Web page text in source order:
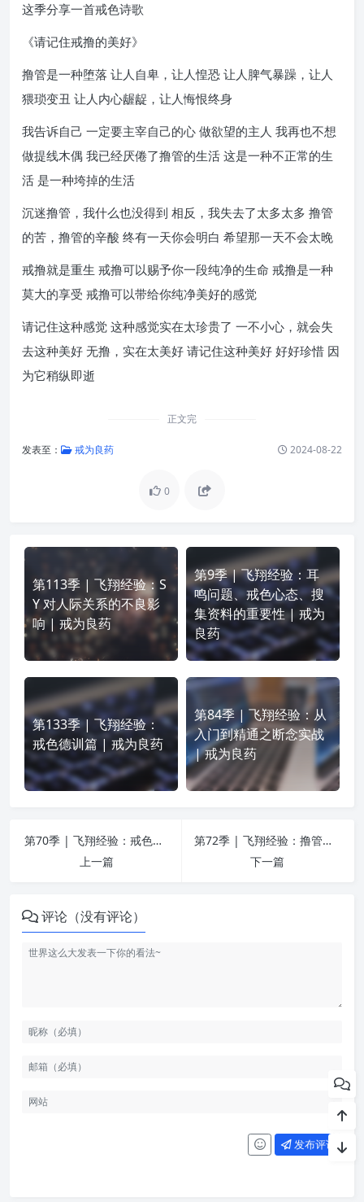
这季分享一首戒色诗歌
《请记住戒撸的美好》
撸管是一种堕落 让人自卑，让人惶恐 让人脾气暴躁，让人
猥琐变丑 让人内心龌龊，让人悔恨终身
我告诉自己 一定要主宰自己的心 做欲望的主人 我再也不想
做提线木偶 我已经厌倦了撸管的生活 这是一种不正常的生
活 是一种垮掉的生活
沉迷撸管，我什么也没得到 相反，我失去了太多太多 撸管
的苦，撸管的辛酸 终有一天你会明白 希望那一天不会太晚
戒撸就是重生 戒撸可以赐予你一段纯净的生命 戒撸是一种
莫大的享受 戒撸可以带给你纯净美好的感觉
请记住这种感觉 这种感觉实在太珍贵了 一不小心，就会失
去这种美好 无撸，实在太美好 请记住这种美好 好好珍惜 因
为它稍纵即逝
正文完
发表至： 戒为良药 2024-08-22
0
第113季 | 飞翔经验：S
Y 对人际关系的不良影
响 | 戒为良药
第9季 | 飞翔经验：耳
鸣问题、戒色心态、搜
集资料的重要性 | 戒为
良药
第133季 | 飞翔经验：
戒色德训篇 | 戒为良药
第84季 | 飞翔经验：从
入门到精通之断念实战
| 戒为良药
第70季 | 飞翔经验：戒色三阶段以及熬夜久坐的深入分析 | 戒为良药
上一篇
第72季 | 飞翔经验：撸管色关通关秘籍 | 戒为良药
下一篇
评论（没有评论）
发布评论